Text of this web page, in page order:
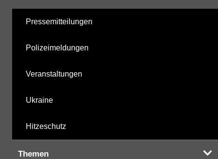
Pressemitteilungen
Polizeimeldungen
Veranstaltungen
Ukraine
Hitzeschutz
Themen